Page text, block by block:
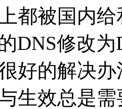
都被国内
DNS修改
好的解决
生效总是